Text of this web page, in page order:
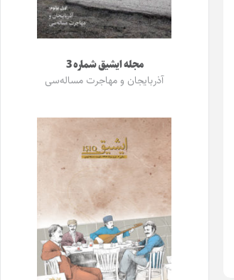
مجله ایشیق شماره 3
آذربایجان و مهاجرت مساله‌سی